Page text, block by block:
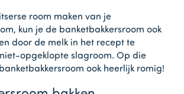
room maken van je
kun je de banketbakkersroom ook
door de melk in het recept te
opgeklopte slagroom. Op die
ook heerlijk romig!